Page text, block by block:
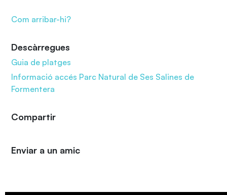
Com arribar-hi?
Descàrregues
Guia de platges
Informació accés Parc Natural de Ses Salines de
Formentera
Compartir
Enviar a un amic